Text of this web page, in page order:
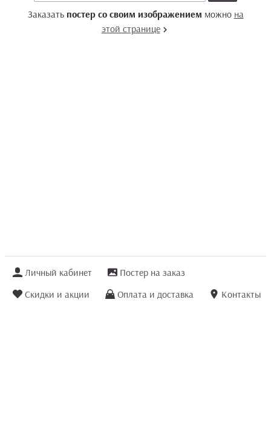
Заказать постер со своим изображением можно на
этой странице
Личный кабинет
Постер на заказ
Скидки и акции
Оплата и доставка
Контакты